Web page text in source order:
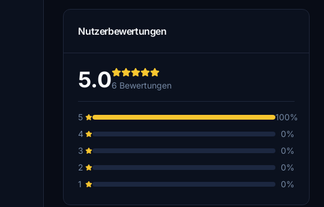
Nutzerbewertungen
5.06 Bewertungen
5
100%
4
0%
3
0%
2
0%
1
0%